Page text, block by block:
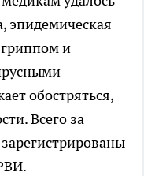
эпидемическая
гриппом и
обостряться,
Всего за